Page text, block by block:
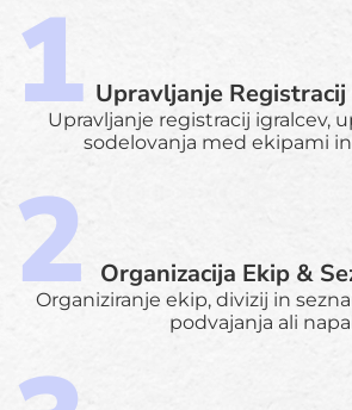
Upravljanje
Upravljanje registracij igralcev,
sodelovanja med ekipami
Organizacija Ekip &
Organiziranje ekip, divizij in
podvajanja ali